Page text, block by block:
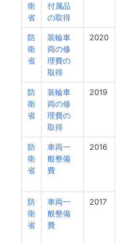
衛
省
付属品
の取得
防
衛
省
装輪車
両の修
理費の
取得
2020
防
衛
省
装輪車
両の修
理費の
取得
2019
防
衛
省
車両一
般整備
費
2016
防
衛
省
車両一
般整備
費
2017